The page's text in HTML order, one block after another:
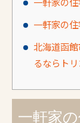
一軒家の
北海道函
るならト
一軒家